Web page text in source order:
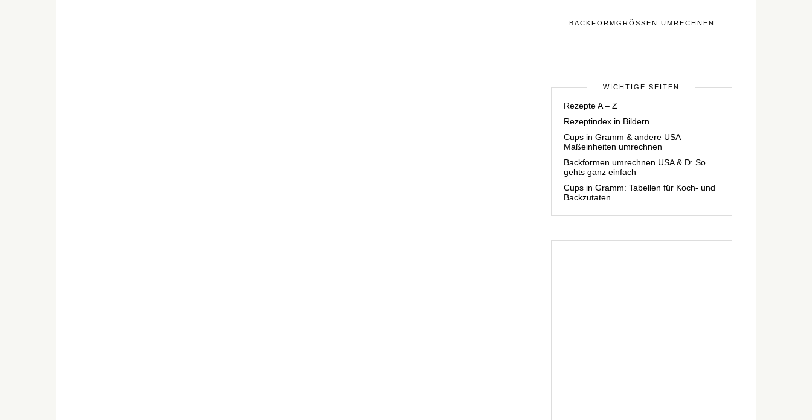
BACKFORMGRÖSSEN UMRECHNEN
WICHTIGE SEITEN
Rezepte A – Z
Rezeptindex in Bildern
Cups in Gramm & andere USA
Maßeinheiten umrechnen
Backformen umrechnen USA & D: So
gehts ganz einfach
Cups in Gramm: Tabellen für Koch- und
Backzutaten